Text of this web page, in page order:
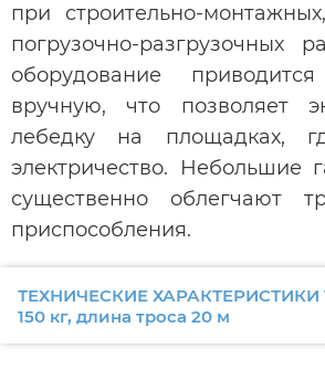
при строительно-
погрузочно-разгрузочных
оборудование
вручную, что позволяет
лебедку на площадках,
электричество. Небольшие
существенно облегчают
приспособления.
ТЕХНИЧЕСКИЕ ХАРАКТЕРИСТИКИ
150 кг, длина троса 20 м